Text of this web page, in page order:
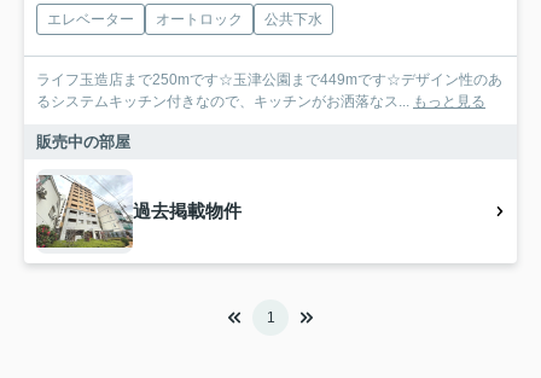
エレベーター オートロック 公共下水
ライフ玉造店まで250mです☆玉津公園まで449mです☆デザイン性のあ
るシステムキッチン付きなので、キッチンがお洒落なス... もっと見る
販売中の部屋
過去掲載物件
1